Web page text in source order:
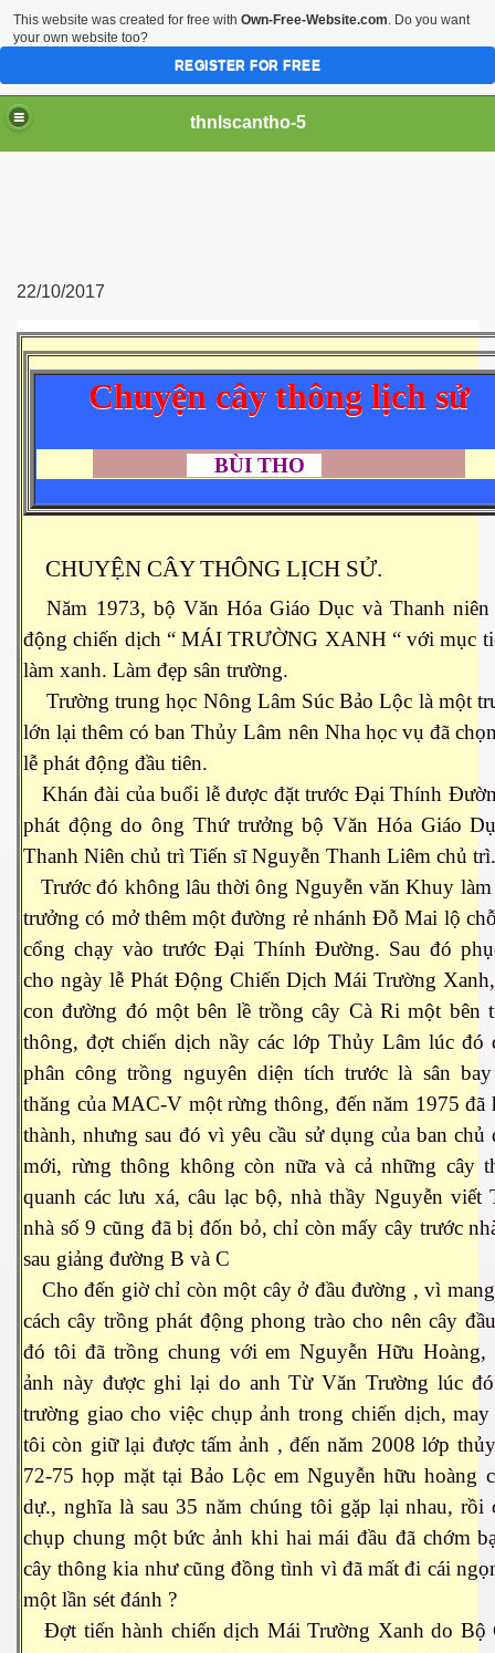
thnlscantho-5
22/10/2017
Chuyện cây thông lịch sử
BÙI THO
CHUYỆN CÂY THÔNG LỊCH SỬ.
Năm 1973, bộ Văn Hóa Giáo Dục và Thanh niên
động chiến dịch “ MÁI TRƯỜNG XANH “ với mục
làm xanh. Làm đẹp sân trường.
Trường trung học Nông Lâm Súc Bảo Lộc là một
lớn lại thêm có ban Thủy Lâm nên Nha học vụ đã
lễ phát động đầu tiên.
Khán đài của buổi lễ được đặt trước Đại Thính
phát động do ông Thứ trưởng bộ Văn Hóa Giáo
Thanh Niên chủ trì Tiến sĩ Nguyễn Thanh Liêm chủ
Trước đó không lâu thời ông Nguyễn văn Khuy làm
trưởng có mở thêm một đường rẻ nhánh Đỗ Mai lộ
cổng chạy vào trước Đại Thính Đường. Sau đó
cho ngày lễ Phát Động Chiến Dịch Mái Trường
con đường đó một bên lề trồng cây Cà Ri một bên
thông, đợt chiến dịch nầy các lớp Thủy Lâm lúc đó
phân công trồng nguyên diện tích trước là sân
thăng của MAC-V một rừng thông, đến năm 1975 đã
thành, nhưng sau đó vì yêu cầu sử dụng của ban chủ
mới, rừng thông không còn nữa và cả những cây
quanh các lưu xá, câu lạc bộ, nhà thầy Nguyễn viết
nhà số 9 cũng đã bị đốn bỏ, chỉ còn mấy cây trước
sau giảng đường B và C
Cho đến giờ chỉ còn một cây ở đầu đường , vì
cách cây trồng phát động phong trào cho nên cây
đó tôi đã trồng chung với em Nguyễn Hữu Hoàng,
ảnh này được ghi lại do anh Từ Văn Trường lúc
trường giao cho việc chụp ảnh trong chiến dịch, may
tôi còn giữ lại được tấm ảnh , đến năm 2008 lớp
72-75 họp mặt tại Bảo Lộc em Nguyễn hữu hoàng
dự., nghĩa là sau 35 năm chúng tôi gặp lại nhau, rồi
chụp chung một bức ảnh khi hai mái đầu đã chớm
cây thông kia như cũng đồng tình vì đã mất đi cái
một lần sét đánh ?
Đợt tiến hành chiến dịch Mái Trường Xanh do Bộ
2015
This website was created for free with Own-Free-Website.com. Do you want
your own website too?
REGISTER FOR FREE